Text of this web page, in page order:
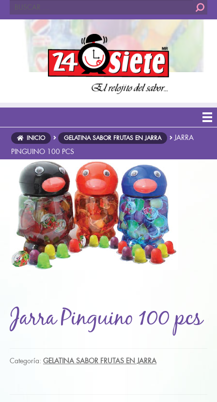
Buscar:
INICIO GELATINA SABOR FRUTAS EN JARRA
JARRA
PINGUINO 100 PCS
Jarra Pinguino 100 pcs
Categoría: GELATINA SABOR FRUTAS EN JARRA